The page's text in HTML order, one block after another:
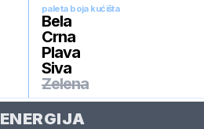
paleta boja kućišta
Bela
Crna
Plava
Siva
Zelena
ENERGIJA